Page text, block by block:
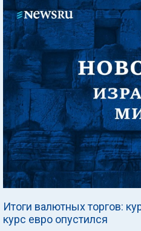
Итоги валютных торгов:
курс евро опустился